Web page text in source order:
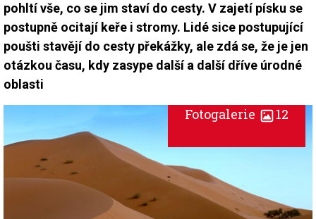
pohltí vše, co se jim staví do cesty. V zajetí písku se
postupně ocitají keře i stromy. Lidé sice postupující
poušti stavějí do cesty překážky, ale zdá se, že je jen
otázkou času, kdy zasype další a další dříve úrodné
oblasti
Fotogalerie 12